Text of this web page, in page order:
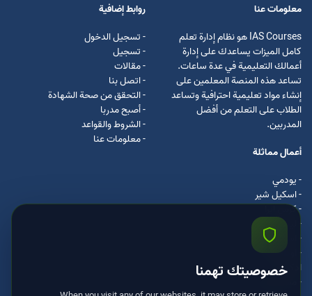
معلومات عنا
IAS Courses هو نظام إدارة تعلم
كامل الميزات يساعدك على إدارة
أعمالك التعليمية في عدة ساعات.
تساعد هذه المنصة المعلمين على
إنشاء مواد تعليمية احترافية وتساعد
الطلاب على التعلم من أفضل
المدربين.
روابط إضافية
- تسجيل الدخول
- تسجيل
- مقالات
- اتصل بنا
- التحقق من صحة الشهادة
- أصبح مدربا
- الشروط والقواعد
- معلومات عنا
أعمال مماثلة
- يودمي
- اسکیل شیر
- كرس ايرا
- لیندا
- اسكيل سفت
- اوداسيتي
ادكس
- مستر كلس
خصوصيتك تهمنا